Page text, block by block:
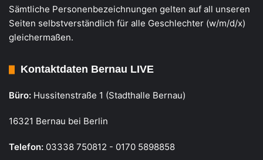
Sämtliche Personenbezeichnungen gelten auf all unseren
Seiten selbstverständlich für alle Geschlechter (w/m/d/x)
gleichermaßen.
Kontaktdaten Bernau LIVE
Büro: Hussitenstraße 1 (Stadthalle Bernau)
16321 Bernau bei Berlin
Telefon: 03338 750812 - 0170 5898858